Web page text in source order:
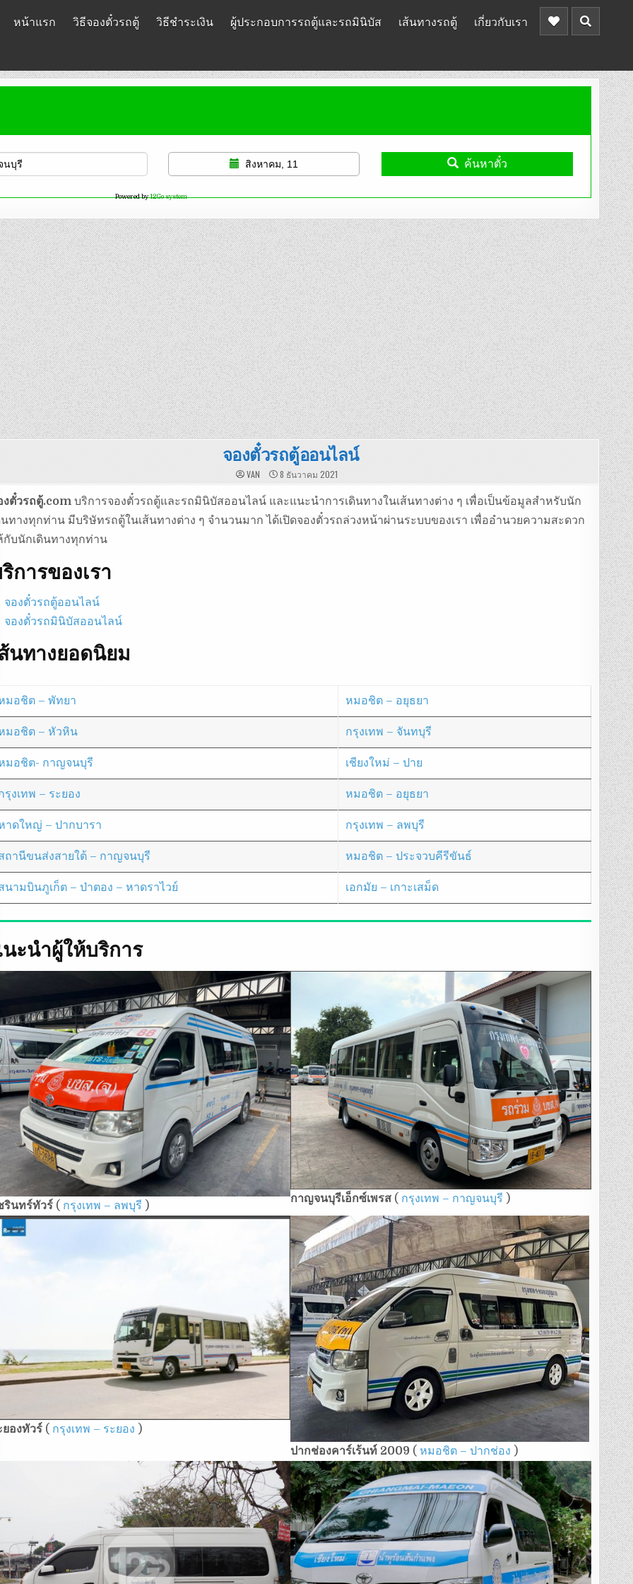
หน้าแรก วิธีจองตั๋วรถตู้ วิธีชำระเงิน ผู้ประกอบการรถตู้และรถมินิบัส เส้นทางรถตู้ เกี่ยวกับเรา
สิงหาคม, 11 ค้นหาตั๋ว
Powered by12Go system
จองตั๋วรถตู้ออนไลน์
VAN 8 ธันวาคม 2021
งตั๋วรถตู้.comบริการจองตั๋วรถตู้และรถมินิบัสออนไลน์ และแนะนำการเดินทางในเส้นทางต่าง ๆ เพื่อเป็นข้อมูลสำหรับนัก
นทางทุกท่าน มีบริษัทรถตู้ในเส้นทางต่าง ๆ จำนวนมาก ได้เปิดจองตั๋วรถล่วงหน้าผ่านระบบของเรา เพื่ออำนวยความสะดวก
กับนักเดินทางทุกท่าน
การของเรา
จองตั๋วรถตู้ออนไลน์
จองตั๋วรถมินิบัสออนไลน์
นทางยอดนิยม
มอชิต – พัทยา หมอชิต – อยุธยา
มอชิต – หัวหิน กรุงเทพ – จันทบุรี
มอชิต- กาญจนบุรี เชียงใหม่ – ปาย
รุงเทพ – ระยอง หมอชิต – อยุธยา
าดใหญ่ – ปากบารา กรุงเทพ – ลพบุรี
ถานีขนส่งสายใต้ – กาญจนบุรี หมอชิต – ประจวบคีรีขันธ์
นามบินภูเก็ต – ป่าตอง – หาดราไวย์ เอกมัย – เกาะเสม็ด
ะนำผู้ให้บริการ
รินทร์ทัวร์( กรุงเทพ – ลพบุรี )
กาญจนบุรีเอ็กซ์เพรส ( กรุงเทพ – กาญจนบุรี )
ยองทัวร์( กรุงเทพ – ระยอง )
ปากช่องคาร์เร้นท์ 2009 (หมอชิต – ปากช่อง )